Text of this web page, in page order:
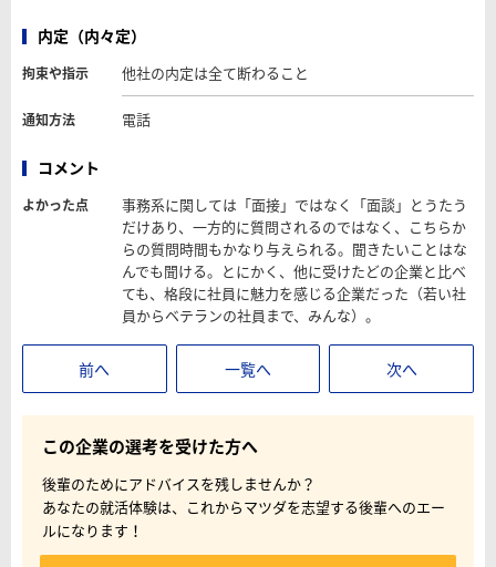
内定（内々定）
拘束や指示 他社の内定は全て断わること
通知方法 電話
コメント
よかった点
事務系に関しては「面接」ではなく「面談」とうたう
だけあり、一方的に質問されるのではなく、こちらか
らの質問時間もかなり与えられる。聞きたいことはな
んでも聞ける。とにかく、他に受けたどの企業と比べ
ても、格段に社員に魅力を感じる企業だった（若い社
員からベテランの社員まで、みんな）。
前へ 一覧へ 次へ
この企業の選考を受けた方へ
後輩のためにアドバイスを残しませんか？
あなたの就活体験は、これからマツダを志望する後輩へのエー
ルになります！